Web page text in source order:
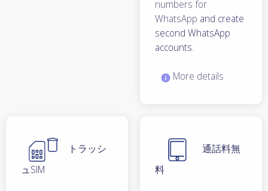
numbers for
WhatsApp and create
second WhatsApp
accounts.
More details
トラッシ
ュSIM
通話料無
料